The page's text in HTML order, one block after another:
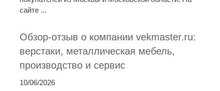
сайте ...
Обзор-отзыв о компании vekmaster.ru:
верстаки, металлическая мебель,
производство и сервис
10/06/2026